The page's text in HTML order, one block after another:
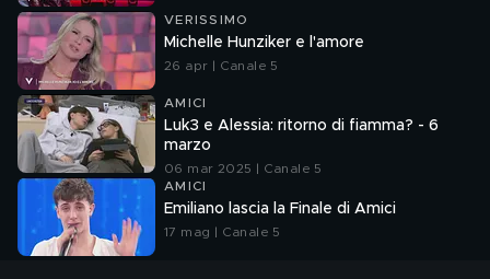
VERISSIMO
Michelle Hunziker e l'amore
26 apr | Canale 5
AMICI
Luk3 e Alessia: ritorno di fiamma? - 6
marzo
06 mar 2025 | Canale 5
AMICI
Emiliano lascia la Finale di Amici
17 mag | Canale 5